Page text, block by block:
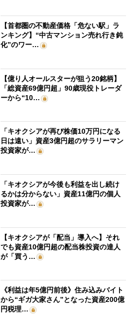
【首都圏の不動産価格「危ない駅」ラ
ンキング】“中古マンション売れ行き鈍
化”のワー…
【億り人オールスターが狙う20銘柄】
「総資産69億円超」90歳現役トレーダ
ーから“10…
「キオクシアが再び株価10万円になる
日は遠い」資産3億円超のサラリーマン
投資家が…
「キオクシアが今後も利益を出し続け
るかは分からない」資産11億円の個人
投資家が…
【キオクシアが「配当」導入へ】それ
でも資産10億円超の配当株投資の達人
が「買う…
《利益は年5億円前後》住み込みバイト
から“ギガ大家さん”となった資産200億
円税理…